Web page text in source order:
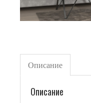
Описание
Описание